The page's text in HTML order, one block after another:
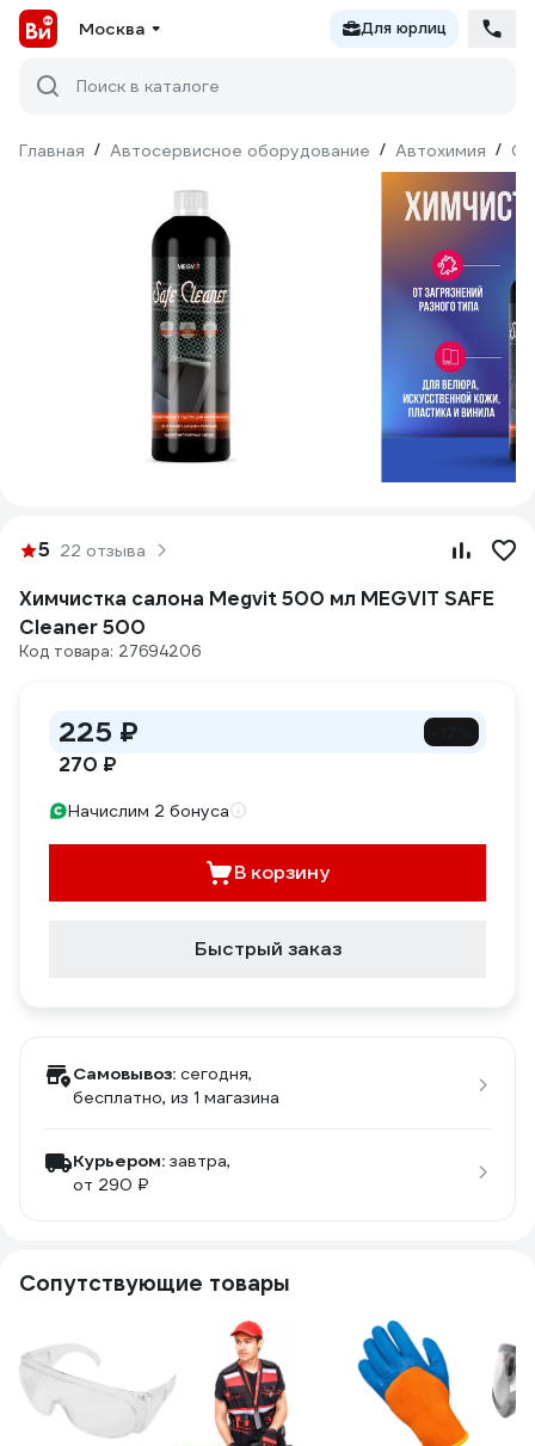
Москва Для юрлиц
Поиск в каталоге
Главная / Автосервисное оборудование / Автохимия /
5 22 отзыва
Химчистка салона Megvit 500 мл MEGVIT SAFE
Cleaner 500
Код товара: 27694206
225 ₽
270 ₽
Начислим 2 бонуса
В корзину
Быстрый заказ
Самовывоз: сегодня,
бесплатно, из 1 магазина
Курьером: завтра,
от 290 ₽
Сопутствующие товары